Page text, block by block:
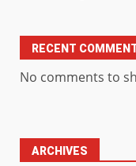
RECENT
No comments to
ARCHIVES